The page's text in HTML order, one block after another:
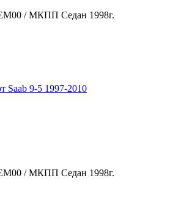
/ МКПП Седан 1998г.
Saab 9-5 1997-2010
/ МКПП Седан 1998г.